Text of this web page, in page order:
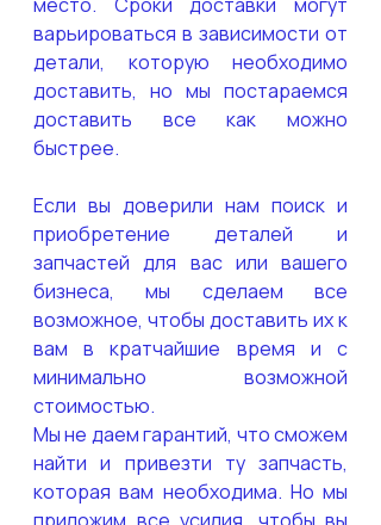
варьироваться в зависимости от
детали, которую необходимо
доставить, но мы постараемся
доставить все как можно
быстрее.
Если вы доверили нам поиск и
приобретение деталей и
запчастей для вас или вашего
бизнеса, мы сделаем все
возможное, чтобы доставить их к
вам в кратчайшие время и с
минимально возможной
стоимостью.
Мы не даем гарантий, что сможем
найти и привезти ту запчасть,
которая вам необходима. Но мы